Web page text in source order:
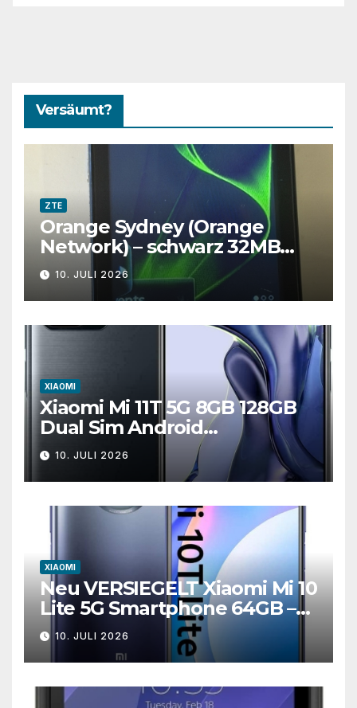
Versäumt?
ZTE
Orange Sydney (Orange
Network) – schwarz 32MB
3,2″ – Android ZTE
Smartphone – 2G
10. JULI 2026
XIAOMI
Xiaomi Mi 11T 5G 8GB 128GB
Dual Sim Android
Smartphone – Grau
10. JULI 2026
XIAOMI
Neu VERSIEGELT Xiaomi Mi 10
Lite 5G Smartphone 64GB –
atlantischblau
10. JULI 2026